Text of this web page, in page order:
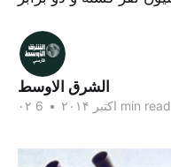
الشرق الاوسط
۰۲ اکتبر ۲۰۱۴ • 6 min read